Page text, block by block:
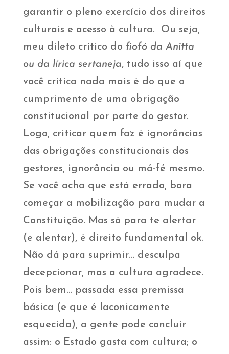
garantir o pleno exercício dos direitos
culturais e acesso à cultura. Ou seja,
meu dileto crítico do fiofó da Anitta
ou da lírica sertaneja, tudo isso aí que
você critica nada mais é do que o
cumprimento de uma obrigação
constitucional por parte do gestor.
Logo, criticar quem faz é ignorâncias
das obrigações constitucionais dos
gestores, ignorância ou má-fé mesmo.
Se você acha que está errado, bora
começar a mobilização para mudar a
Constituição. Mas só para te alertar
(e alentar), é direito fundamental ok.
Não dá para suprimir… desculpa
decepcionar, mas a cultura agradece.
Pois bem… passada essa premissa
básica (e que é laconicamente
esquecida), a gente pode concluir
assim: o Estado gasta com cultura; o